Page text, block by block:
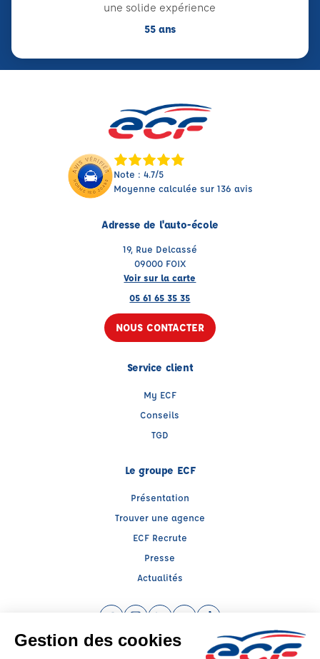
une solide expérience
55 ans
Note : 4.7/5
Moyenne calculée sur 136 avis
Adresse de l'auto-école
19, Rue Delcassé
09000 FOIX
Voir sur la carte
05 61 65 35 35
NOUS CONTACTER
Service client
My ECF
Conseils
TGD
Le groupe ECF
Présentation
Trouver une agence
ECF Recrute
Presse
Actualités
Instagram (nouvelle fenêtre)
LinkedIn (nouvelle fenêtre)
YouTube (nouvelle fenêtre)
TikTok (nouvelle
Raison sociale : DRIVE FORMATION - Capital social: 50000€